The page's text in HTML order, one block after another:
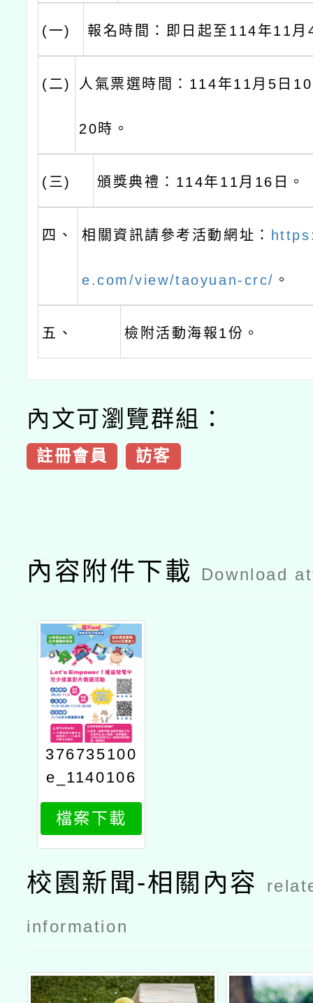
(一) 報名時間：即日起至114年11月
(二) 人氣票選時間：114年11月5日
20時。
(三) 頒獎典禮：114年11月16日。
四、 相關資訊請參考活動網址：
e.com/view/taoyuan-crc/ 。
五、 檢附活動海報1份。
內文可瀏覽群組：
註冊會員 訪客
內容附件下載 Download
376735100
e_1140106
983_attach
1
檔案下載
校園新聞-相關內容
information